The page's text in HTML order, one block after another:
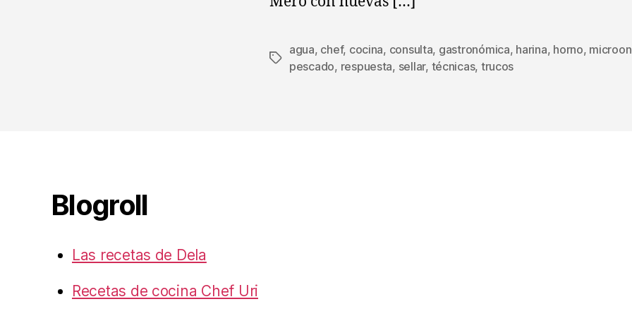
Etiquetas
agua, chef, cocina, consulta, gastronómica, harina, horno,
pescado, respuesta, sellar, técnicas, trucos
Blogroll
Las recetas de Dela
Recetas de cocina Chef Uri